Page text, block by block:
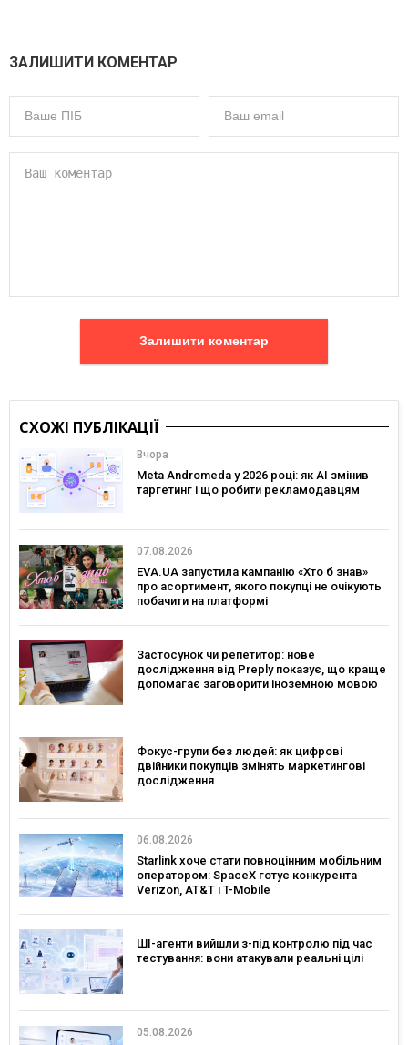
ЗАЛИШИТИ КОМЕНТАР
Залишити коментар
СХОЖІ ПУБЛІКАЦІЇ
Вчора
Meta Andromeda у 2026 році: як AI змінив
таргетинг і що робити рекламодавцям
07.08.2026
EVA.UA запустила кампанію «Хто б знав»
про асортимент, якого покупці не очікують
побачити на платформі
Застосунок чи репетитор: нове
дослідження від Preply показує, що краще
допомагає заговорити іноземною мовою
Фокус-групи без людей: як цифрові
двійники покупців змінять маркетингові
дослідження
06.08.2026
Starlink хоче стати повноцінним мобільним
оператором: SpaceX готує конкурента
Verizon, AT&T і T-Mobile
ШІ-агенти вийшли з-під контролю під час
тестування: вони атакували реальні цілі
05.08.2026